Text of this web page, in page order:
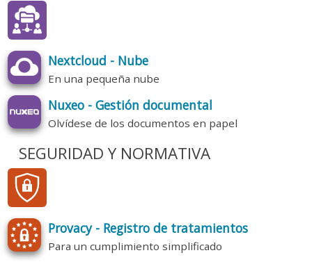
Nextcloud - Nube
En una pequeña nube
Nuxeo - Gestión documental
Olvídese de los documentos en papel
SEGURIDAD Y NORMATIVA
Provacy - Registro de tratamientos
Para un cumplimiento simplificado